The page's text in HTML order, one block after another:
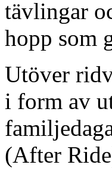
tävlingar
hopp som
Utöver
i form av
(After